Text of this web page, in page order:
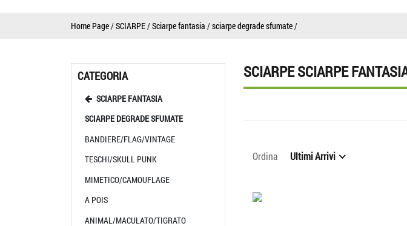
Home Page/SCIARPE/Sciarpe fantasia /sciarpe degrade sfumate/
CATEGORIA
SCIARPE FANTASIA
SCIARPE DEGRADE SFUMATE
BANDIERE/FLAG/VINTAGE
TESCHI/SKULL PUNK
MIMETICO/CAMOUFLAGE
A POIS
ANIMAL/MACULATO/TIGRATO
SCIARPE SCIARPE
Ordina Ultimi Arrivi